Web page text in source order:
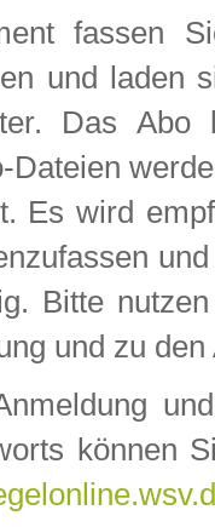
fassen
und laden
Das
Dateien
Es wird
Bitte
und zu
können